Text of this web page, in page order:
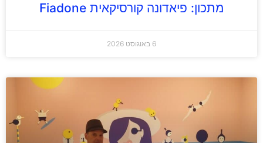
מתכון: פיאדונה קורסיקאית Fiadone
6 באוגוסט 2026